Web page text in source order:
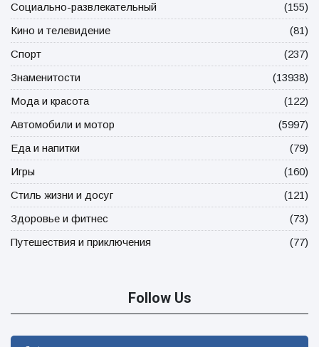
Социально-развлекательный
(155)
Кино и телевидение
(81)
Спорт
(237)
Знаменитости
(13938)
Мода и красота
(122)
Автомобили и мотор
(5997)
Еда и напитки
(79)
Игры
(160)
Стиль жизни и досуг
(121)
Здоровье и фитнес
(73)
Путешествия и приключения
(77)
Follow Us